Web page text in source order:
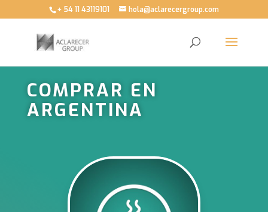
+ 54 11 43119101 hola@aclarecergroup.com
COMPRAR EN
ARGENTINA